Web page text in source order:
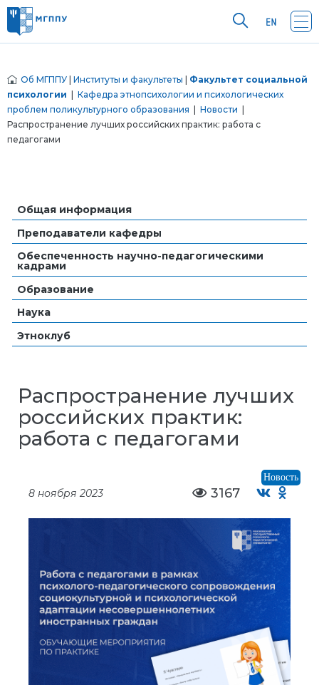
Об МГППУ Институты и факультеты
Факультет социальной
психологии
Кафедра этнопсихологии и психологических
проблем поликультурного образования
Новости
Распространение лучших российских практик: работа с
педагогами
Общая информация
Преподаватели кафедры
Обеспеченность научно-педагогическими
кадрами
Образование
Наука
Этноклуб
Распространение лучших
российских практик:
работа с педагогами
Новость
8 ноября 2023 3167